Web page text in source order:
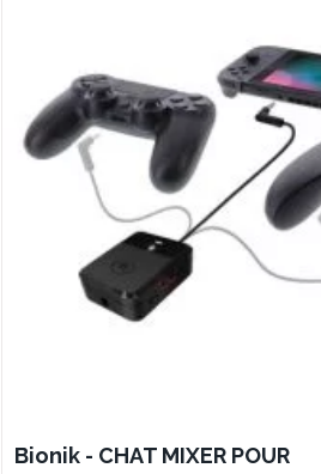
Bionik - CHAT MIXER POUR